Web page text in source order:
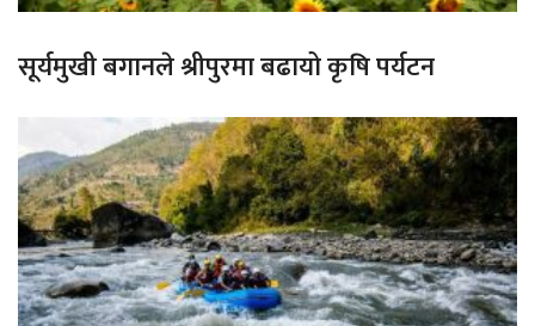
सूर्यमुखी बगानले श्रीपुरमा बढायो कृषि पर्यटन